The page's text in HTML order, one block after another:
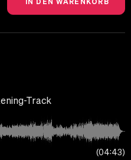
Track
04:43